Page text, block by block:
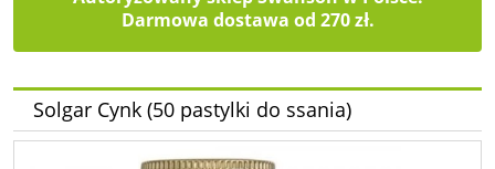
Darmowa dostawa od 270 zł.
Solgar Cynk (50 pastylki do ssania)